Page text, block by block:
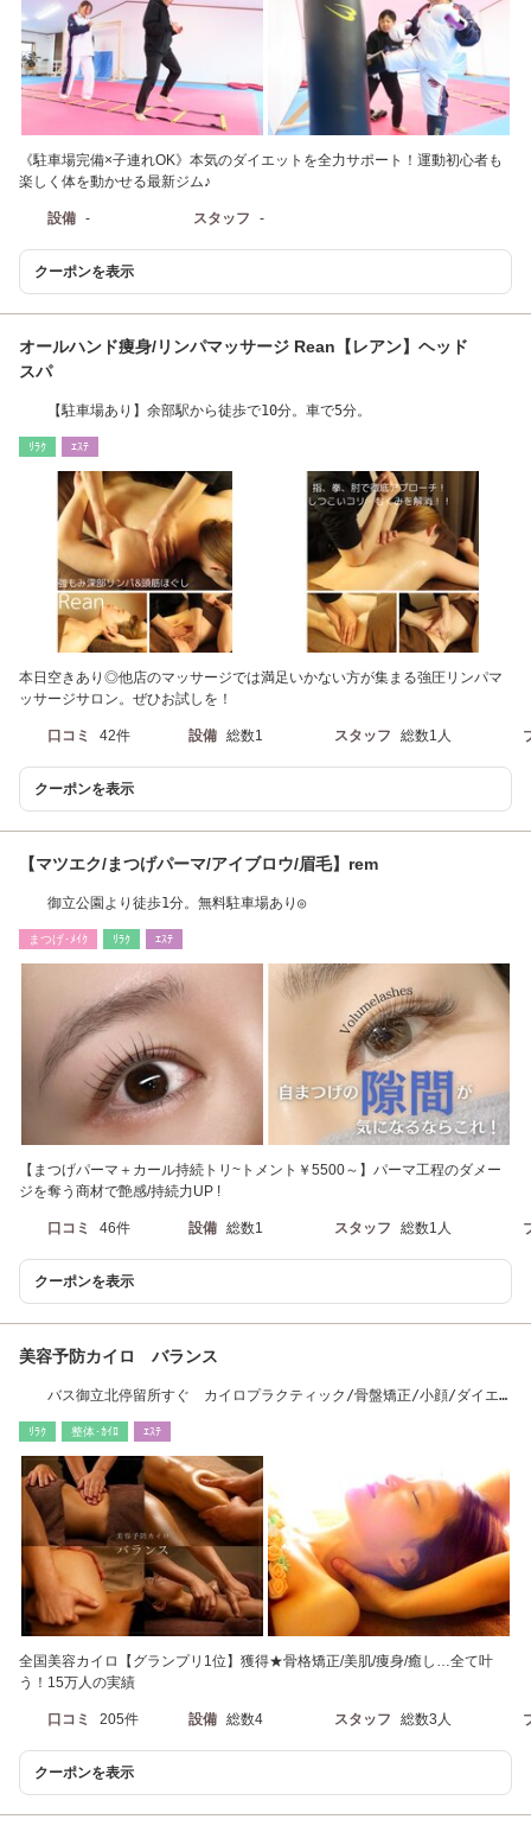
《駐車場完備×子連れOK》本気のダイエットを全力サポート！運動初心者も
楽しく体を動かせる最新ジム♪
設備 - スタッフ -
クーポンを表示
オールハンド痩身/リンパマッサージ Rean【レアン】ヘッド
スパ
【駐車場あり】余部駅から徒歩で10分。車で5分。
ﾘﾗｸ ｴｽﾃ
本日空きあり◎他店のマッサージでは満足いかない方が集まる強圧リンパマ
ッサージサロン。ぜひお試しを！
口コミ 42件 設備 総数1 スタッフ 総数1人
クーポンを表示
【マツエク/まつげパーマ/アイブロウ/眉毛】rem
御立公園より徒歩1分。無料駐車場あり◎
まつげ･ﾒｲｸ ﾘﾗｸ ｴｽﾃ
【まつげパーマ＋カール持続トリ~トメント￥5500～】パーマ工程のダメー
ジを奪う商材で艶感/持続力UP !
口コミ 46件 設備 総数1 スタッフ 総数1人
クーポンを表示
美容予防カイロ バランス
バス御立北停留所すぐ カイロプラクティック/骨盤矯正/小顔/ダイエ
ﾘﾗｸ 整体･ｶｲﾛ ｴｽﾃ
全国美容カイロ【グランプリ1位】獲得★骨格矯正/美肌/痩身/癒し…全て叶
う！15万人の実績
口コミ 205件 設備 総数4 スタッフ 総数3人
クーポンを表示